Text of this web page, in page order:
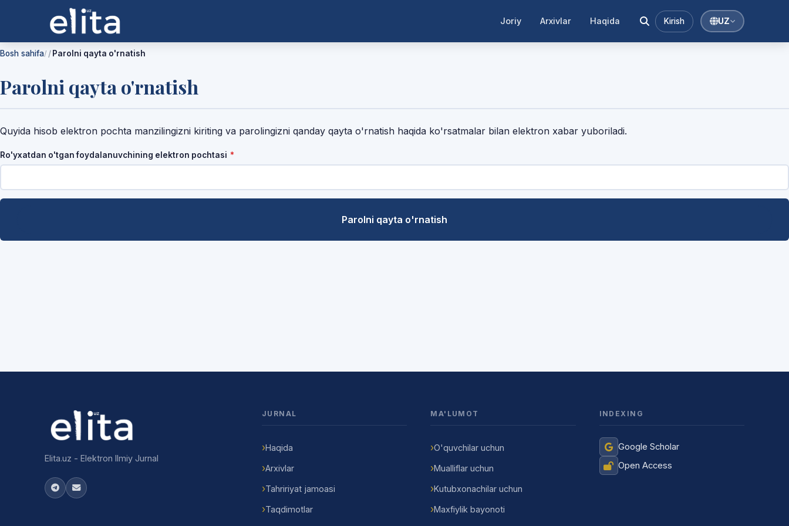
Joriy Arxivlar Haqida Kirish UZ
Bosh sahifa/ Parolni qayta o'rnatish
Parolni qayta o'rnatish
Quyida hisob elektron pochta manzilingizni kiriting va parolingizni qanday qayta o'rnatish haqida ko'rsatmalar bilan elektron xabar yuboriladi.
Ro'yxatdan o'tgan foydalanuvchining elektron pochtasi *
Parolni qayta o'rnatish
Elita.uz - Elektron Ilmiy Jurnal
JURNAL
Haqida
Arxivlar
Tahririyat jamoasi
Taqdimotlar
MA'LUMOT
O'quvchilar uchun
Mualliflar uchun
Kutubxonachilar uchun
Maxfiylik bayonoti
INDEXING
Google Scholar
Open Access
Onlayn